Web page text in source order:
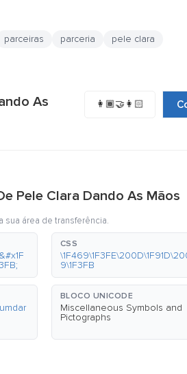
parceiras parceria
pele clara
As
👩🏾‍🤝‍👩🏻
Pele Clara Dando As Mãos
sua área de transferência.
CSS
9\1F3FB
BLOCO UNICODE
Miscellaneous Symbols and
Pictographs